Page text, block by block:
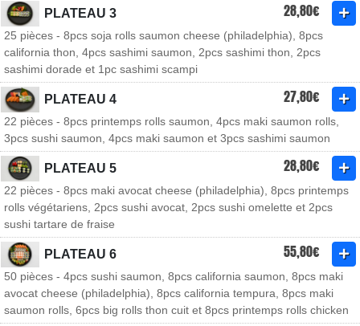
PLATEAU 3 28,80€
25 pièces - 8pcs soja rolls saumon cheese (philadelphia), 8pcs
california thon, 4pcs sashimi saumon, 2pcs sashimi thon, 2pcs
sashimi dorade et 1pc sashimi scampi
PLATEAU 4 27,80€
22 pièces - 8pcs printemps rolls saumon, 4pcs maki saumon rolls,
3pcs sushi saumon, 4pcs maki saumon et 3pcs sashimi saumon
PLATEAU 5 28,80€
22 pièces - 8pcs maki avocat cheese (philadelphia), 8pcs printemps
rolls végétariens, 2pcs sushi avocat, 2pcs sushi omelette et 2pcs
sushi tartare de fraise
PLATEAU 6 55,80€
50 pièces - 4pcs sushi saumon, 8pcs california saumon, 8pcs maki
avocat cheese (philadelphia), 8pcs california tempura, 8pcs maki
saumon rolls, 6pcs big rolls thon cuit et 8pcs printemps rolls chicken